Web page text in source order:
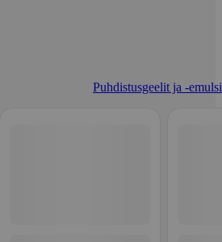
Puhdistusgeelit ja -